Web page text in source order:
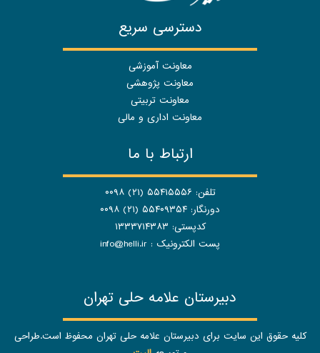
دسترسی سریع
معاونت آموزشی
معاونت پژوهشی
معاونت تربیتی
معاونت اداری و مالی
ارتباط با ما
تلفن: ۵۵۴۱۵۵۵۶ (۲۱) ۰۰۹۸
دورنگار: ۵۵۴۰۹۳۵۴ (۲۱) ۰۰۹۸
کدپستی: ۱۳۳۳۷۱۴۳۸۳
پست الکترونیک : info@helli.ir
دبیرستان علامه حلی تهران
کلیه حقوق این سایت برای دبیرستان علامه حلی تهران محفوظ است.طراحی